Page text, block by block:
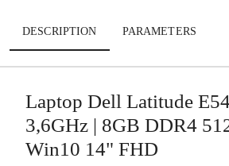
DESCRIPTION PARAMETERS
Laptop Dell Latitude
3,6GHz | 8GB DDR4
Win10 14" FHD